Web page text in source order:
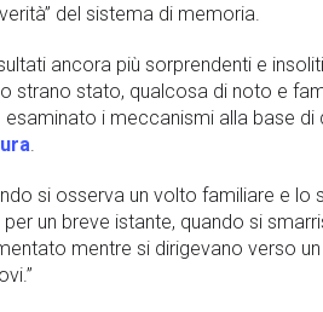
del sistema di memoria.
ancora più sorprendenti e
strano stato, qualcosa di noto e
esaminato i meccanismi alla base
.
si osserva un volto familiare e
un breve istante, quando si
mentre si dirigevano verso